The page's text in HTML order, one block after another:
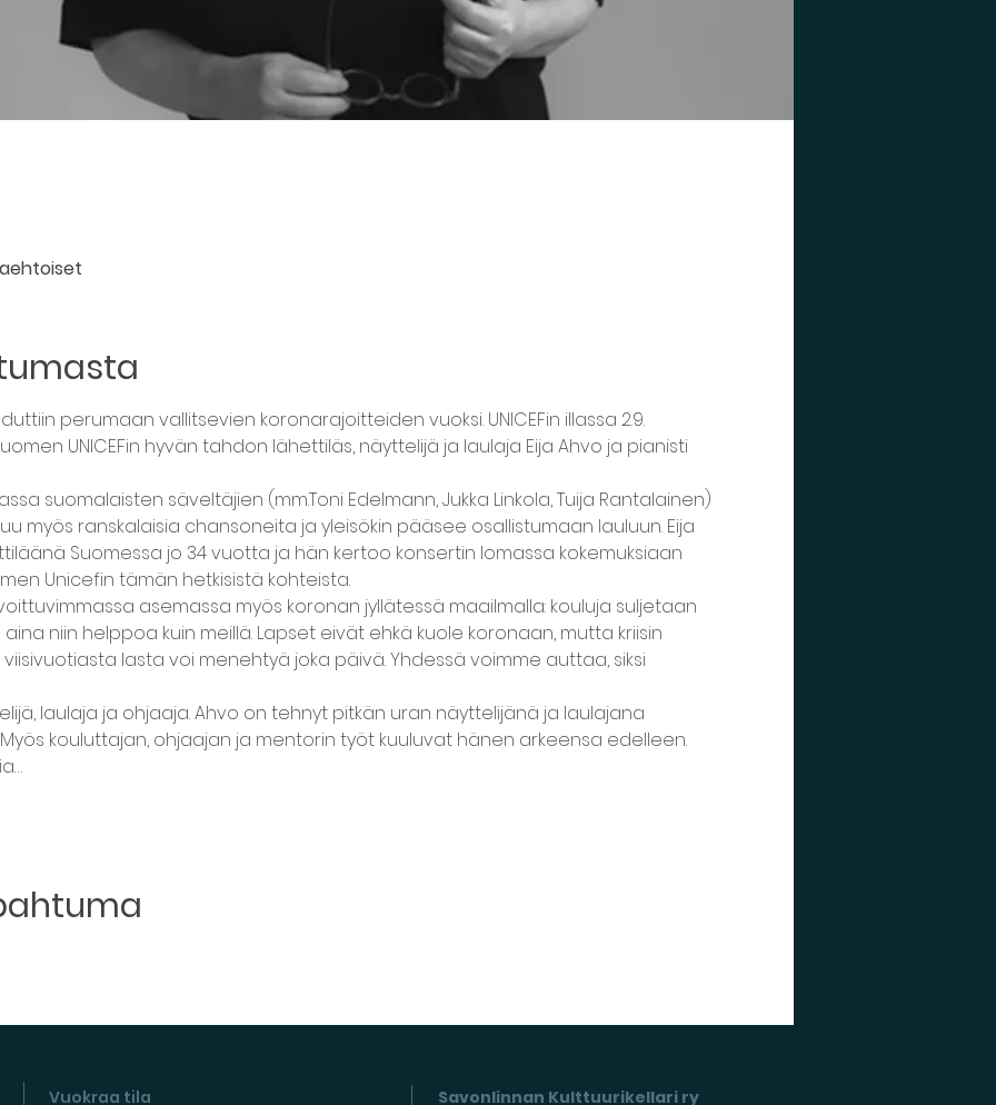
perumaan vallitsevien koronarajoitteiden vuoksi. UNICEFin illassa 2.9.
UNICEFin hyvän tahdon lähettiläs, näyttelijä ja laulaja Eija Ahvo ja pianisti
suomalaisten säveltäjien (mm.Toni Edelmann, Jukka Linkola, Tuija Rantalainen)
myös ranskalaisia chansoneita ja yleisökin pääsee osallistumaan lauluun. Eija
Suomessa jo 34 vuotta ja hän kertoo konsertin lomassa kokemuksiaan
Unicefin tämän hetkisistä kohteista.
asemassa myös koronan jyllätessä maailmalla: kouluja suljetaan
niin helppoa kuin meillä. Lapset eivät ehkä kuole koronaan, mutta kriisin
lasta voi menehtyä joka päivä. Yhdessä voimme auttaa, siksi
laulaja ja ohjaaja. Ahvo on tehnyt pitkän uran näyttelijänä ja laulajana
kouluttajan, ohjaajan ja mentorin työt kuuluvat hänen arkeensa edelleen.
Vuokraa tila Savonlinnan Kulttuurikellari ry